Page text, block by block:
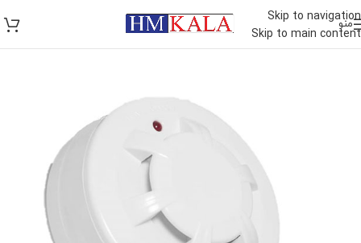
Skip to navigation
Skip to main content
منو